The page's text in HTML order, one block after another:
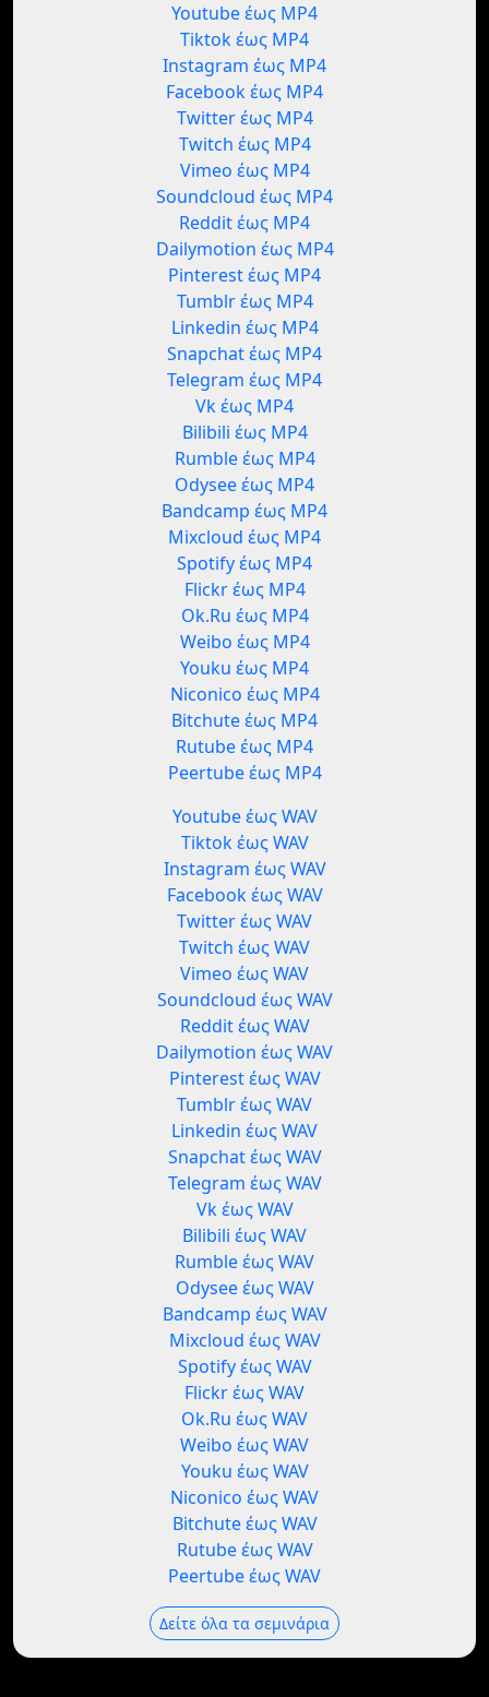
Youtube έως MP4
Tiktok έως MP4
Instagram έως MP4
Facebook έως MP4
Twitter έως MP4
Twitch έως MP4
Vimeo έως MP4
Soundcloud έως MP4
Reddit έως MP4
Dailymotion έως MP4
Pinterest έως MP4
Tumblr έως MP4
Linkedin έως MP4
Snapchat έως MP4
Telegram έως MP4
Vk έως MP4
Bilibili έως MP4
Rumble έως MP4
Odysee έως MP4
Bandcamp έως MP4
Mixcloud έως MP4
Spotify έως MP4
Flickr έως MP4
Ok.Ru έως MP4
Weibo έως MP4
Youku έως MP4
Niconico έως MP4
Bitchute έως MP4
Rutube έως MP4
Peertube έως MP4
Youtube έως WAV
Tiktok έως WAV
Instagram έως WAV
Facebook έως WAV
Twitter έως WAV
Twitch έως WAV
Vimeo έως WAV
Soundcloud έως WAV
Reddit έως WAV
Dailymotion έως WAV
Pinterest έως WAV
Tumblr έως WAV
Linkedin έως WAV
Snapchat έως WAV
Telegram έως WAV
Vk έως WAV
Bilibili έως WAV
Rumble έως WAV
Odysee έως WAV
Bandcamp έως WAV
Mixcloud έως WAV
Spotify έως WAV
Flickr έως WAV
Ok.Ru έως WAV
Weibo έως WAV
Youku έως WAV
Niconico έως WAV
Bitchute έως WAV
Rutube έως WAV
Peertube έως WAV
Δείτε όλα τα σεμινάρια